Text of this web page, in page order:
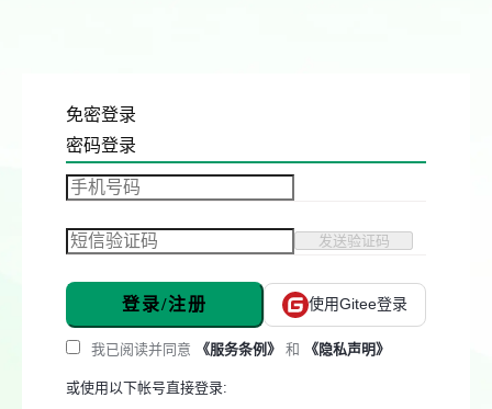
免密登录
密码登录
发送验证码
登录/注册 使用Gitee登录
我已阅读并同意 《服务条例》 和 《隐私声明》
或使用以下帐号直接登录: